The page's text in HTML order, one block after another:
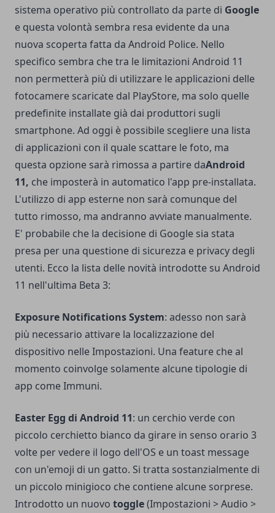
sistema operativo più controllato da parte di Google
e questa volontà sembra resa evidente da una
nuova scoperta fatta da Android Police. Nello
specifico sembra che tra le limitazioni Android 11
non permetterà più di utilizzare le applicazioni delle
fotocamere scaricate dal PlayStore, ma solo quelle
predefinite installate già dai produttori sugli
smartphone. Ad oggi è possibile scegliere una lista
di applicazioni con il quale scattare le foto, ma
questa opzione sarà rimossa a partire daAndroid
11, che imposterà in automatico l'app pre-installata.
L'utilizzo di app esterne non sarà comunque del
tutto rimosso, ma andranno avviate manualmente.
E' probabile che la decisione di Google sia stata
presa per una questione di sicurezza e privacy degli
utenti. Ecco la lista delle novità introdotte su Android
11 nell'ultima Beta 3:
Exposure Notifications System: adesso non sarà
più necessario attivare la localizzazione del
dispositivo nelle Impostazioni. Una feature che al
momento coinvolge solamente alcune tipologie di
app come Immuni.
Easter Egg di Android 11: un cerchio verde con
piccolo cerchietto bianco da girare in senso orario 3
volte per vedere il logo dell'OS e un toast message
con un'emoji di un gatto. Si tratta sostanzialmente di
un piccolo minigioco che contiene alcune sorprese.
Introdotto un nuovo toggle(Impostazioni > Audio >